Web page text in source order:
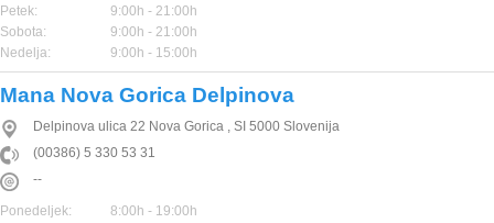
Petek:
9:00h - 21:00h
Sobota:
9:00h - 21:00h
Nedelja:
9:00h - 15:00h
Mana Nova Gorica Delpinova
Delpinova ulica 22 Nova Gorica , SI 5000 Slovenija
(00386) 5 330 53 31
--
Ponedeljek:
8:00h - 19:00h